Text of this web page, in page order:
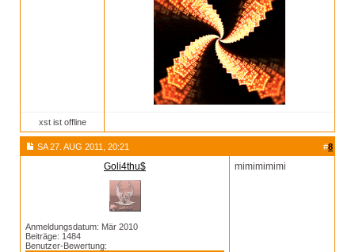
xst ist offline
SA 27. AUG 2011, 20:21 #8
Goli4thu$
Anmeldungsdatum: Mär 2010
Beiträge: 1484
Benutzer-Bewertung:
mimimimimi